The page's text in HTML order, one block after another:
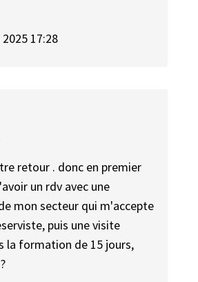
17:28
retour . donc en premier
un rdv avec une
mon secteur qui m'accepte
puis une visite
la formation de 15 jours,